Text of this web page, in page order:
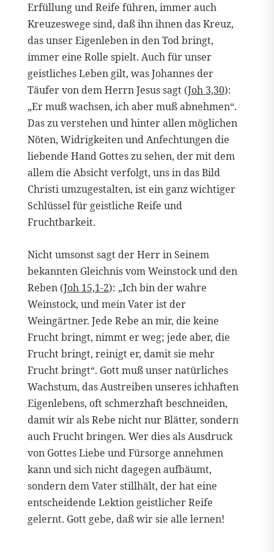
Erfüllung und Reife führen, immer auch
Kreuzeswege sind, daß ihn ihnen das Kreuz,
das unser Eigenleben in den Tod bringt,
immer eine Rolle spielt. Auch für unser
geistliches Leben gilt, was Johannes der
Täufer von dem Herrn Jesus sagt (Joh 3,30):
„Er muß wachsen, ich aber muß abnehmen“.
Das zu verstehen und hinter allen möglichen
Nöten, Widrigkeiten und Anfechtungen die
liebende Hand Gottes zu sehen, der mit dem
allem die Absicht verfolgt, uns in das Bild
Christi umzugestalten, ist ein ganz wichtiger
Schlüssel für geistliche Reife und
Fruchtbarkeit.
Nicht umsonst sagt der Herr in Seinem
bekannten Gleichnis vom Weinstock und den
Reben (Joh 15,1-2): „Ich bin der wahre
Weinstock, und mein Vater ist der
Weingärtner. Jede Rebe an mir, die keine
Frucht bringt, nimmt er weg; jede aber, die
Frucht bringt, reinigt er, damit sie mehr
Frucht bringt“. Gott muß unser natürliches
Wachstum, das Austreiben unseres ichhaften
Eigenlebens, oft schmerzhaft beschneiden,
damit wir als Rebe nicht nur Blätter, sondern
auch Frucht bringen. Wer dies als Ausdruck
von Gottes Liebe und Fürsorge annehmen
kann und sich nicht dagegen aufbäumt,
sondern dem Vater stillhält, der hat eine
entscheidende Lektion geistlicher Reife
gelernt. Gott gebe, daß wir sie alle lernen!